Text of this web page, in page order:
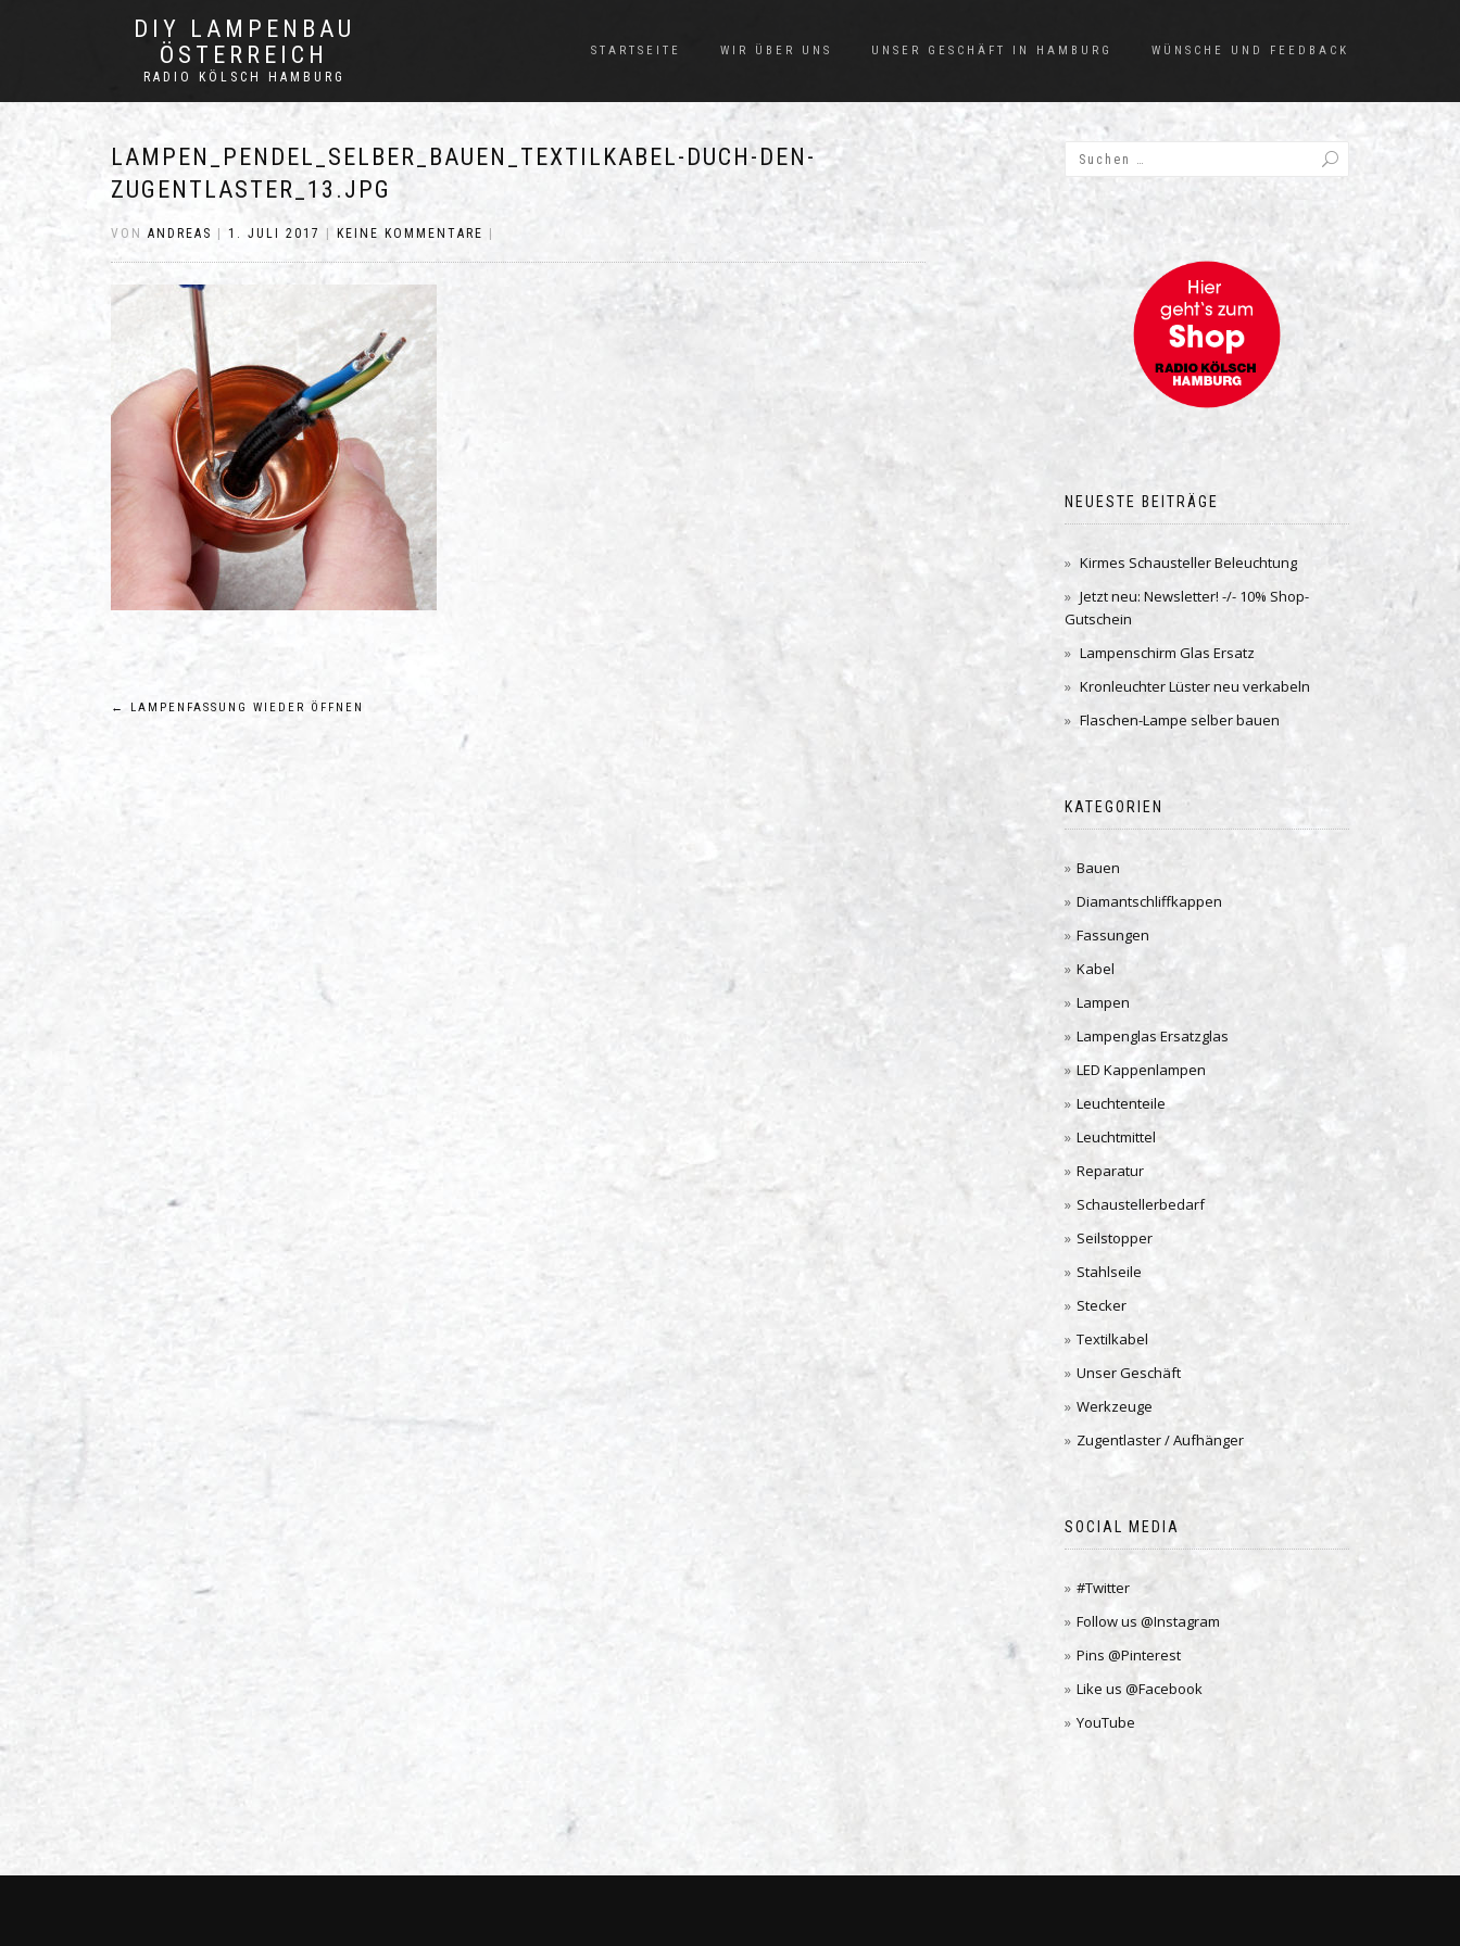
DIY LAMPENBAU
ÖSTERREICH
RADIO KÖLSCH HAMBURG
STARTSEITE WIR ÜBER UNS UNSER GESCHÄFT IN HAMBURG WÜNSCHE UND FEEDBACK
LAMPEN_PENDEL_SELBER_BAUEN_TEXTILKABEL-DUCH-DEN-
ZUGENTLASTER_13.JPG
VON ANDREAS 1. JULI 2017 KEINE KOMMENTARE
Beitragsnavigation
← LAMPENFASSUNG WIEDER ÖFFNEN
NEUESTE BEITRÄGE
Kirmes Schausteller Beleuchtung
Jetzt neu: Newsletter! -/- 10% Shop-
Gutschein
Lampenschirm Glas Ersatz
Kronleuchter Lüster neu verkabeln
Flaschen-Lampe selber bauen
KATEGORIEN
Bauen
Diamantschliffkappen
Fassungen
Kabel
Lampen
Lampenglas Ersatzglas
LED Kappenlampen
Leuchtenteile
Leuchtmittel
Reparatur
Schaustellerbedarf
Seilstopper
Stahlseile
Stecker
Textilkabel
Unser Geschäft
Werkzeuge
Zugentlaster / Aufhänger
SOCIAL MEDIA
#Twitter
Follow us @Instagram
Pins @Pinterest
Like us @Facebook
YouTube